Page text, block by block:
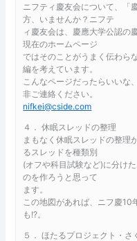
ニフティ慶友会について、「
方、いませんか？ニフテ
ィ慶友会は、慶應大学公認の
現在のホームページ
ではそのことがうまく伝わら
編を考えています。
こんなページだったらいいな
非ご連絡ください。
nifkei@cside.com
４． 休眠スレッドの整理
まもなく休眠スレッドの整理
るスレッドを種類別
(オフや科目試験など)に分け
のを作ろうと思って
ます。
この地図があれば、ニフ慶
も!?。
５． ほたるプロジェクト・